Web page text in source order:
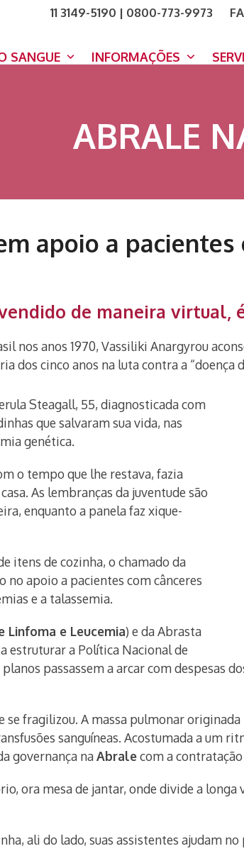
11 3149-5190 | 0800-773-9973
SANGUE INFORMAÇÕES
ABRALE
apoio a pacientes
de maneira virtual,
nos anos 1970, Vassiliki Anargyrou
dos cinco anos na luta contra a “doença
Steagall, 55, diagnosticada com
que salvaram sua vida, nas
genética.
o tempo que lhe restava, fazia
As lembranças da juventude são
enquanto a panela faz xique-
itens de cozinha, o chamado da
no apoio a pacientes com cânceres
e a talassemia.
Linfoma e Leucemia) e da Abrasta
estruturar a Política Nacional de
planos passassem a arcar com
fragilizou. A massa pulmonar
sanguíneas. Acostumada a um
governança naAbralecom a
ora mesa de jantar, onde divide a
ali do lado, suas assistentes ajudam